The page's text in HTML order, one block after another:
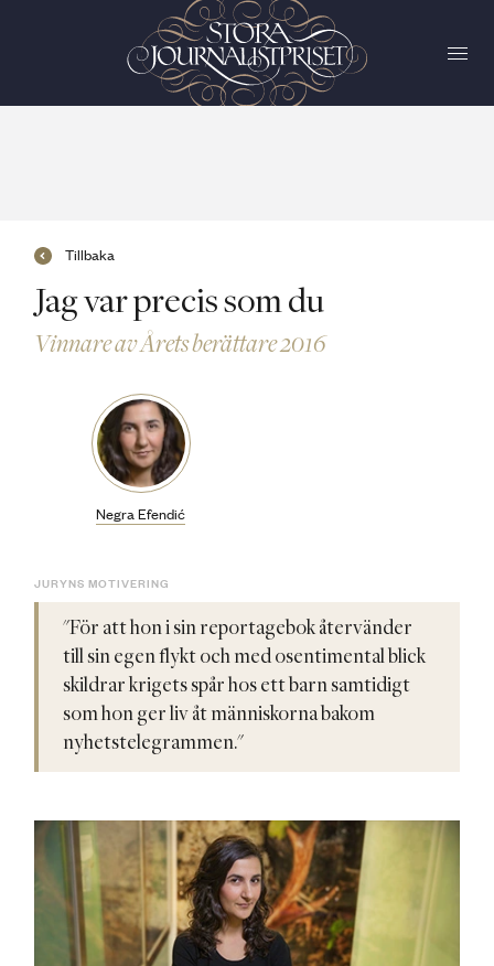
Jag var precis som du
Vinnare av Årets berättare 2016
Negra Efendić
JURYNS MOTIVERING
"För att hon i sin reportagebok återvänder
till sin egen flykt och med osentimental blick
skildrar krigets spår hos ett barn samtidigt
som hon ger liv åt människorna bakom
nyhetstelegrammen."
Tillbaka